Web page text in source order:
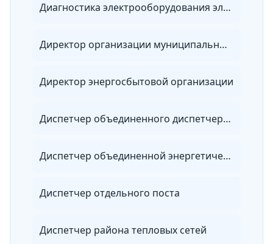
Диагностика электрооборудования электроэнергетических систем
Директор организации муниципальных электрических сетей
Директор энергосбытовой организации
Диспетчер объединенного диспетчерского управления
Диспетчер объединенной энергетической системы
Диспетчер отдельного поста
Диспетчер района тепловых сетей